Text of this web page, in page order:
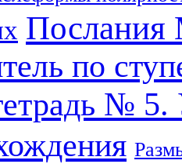
Послания
по
№